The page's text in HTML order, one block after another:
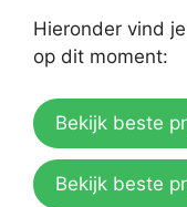
Hieronder vind je
op dit moment:
Bekijk beste
Bekijk beste